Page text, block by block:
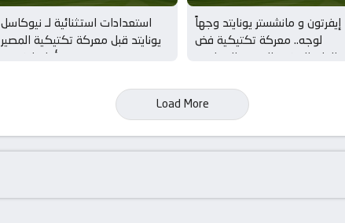
استعدادات استثنائية لـ نيوكاسل
يونايتد قبل معركة تكتيكية المصير
أمام إيفرتون
إيفرتون و مانشستر يونايتد وجهاً
لوجه.. معركة تكتيكية فض
الاشتباك في الدوري الإنجليزي
Load More